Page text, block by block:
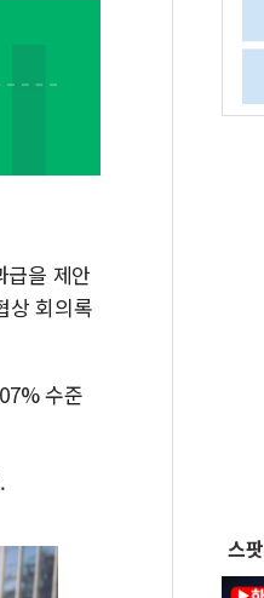
급을 제안
상 회의록
수준
스팟